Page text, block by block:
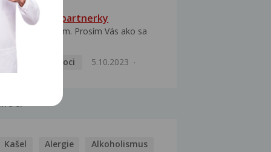
HPV typ 52 u partnerky
Dobrý deň prajem. Prosím Vás ako sa
Pohlavní nemoci
5.10.2023
Kašel Alergie Alkoholismus